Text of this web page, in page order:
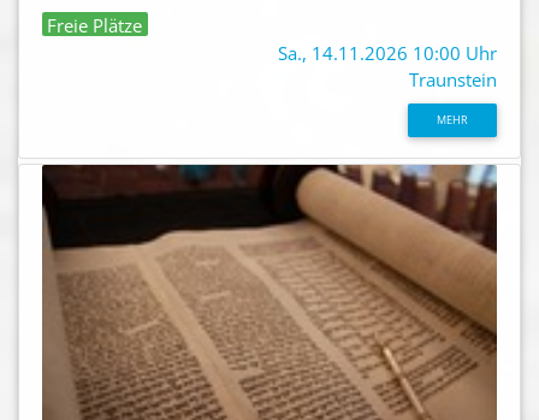
Freie Plätze
Sa., 14.11.2026 10:00 Uhr
Traunstein
MEHR